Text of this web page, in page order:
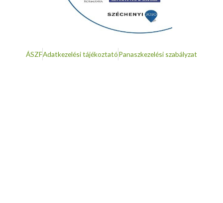
ÁSZFAdatkezelési tájékoztatóPanaszkezelési szabályzat